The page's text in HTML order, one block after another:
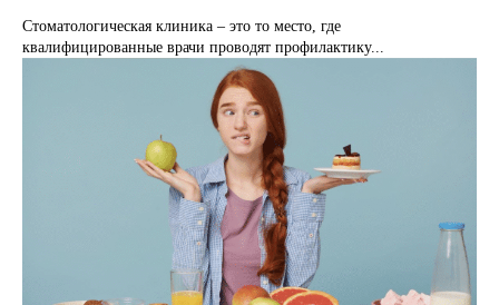
Стоматологическая клиника – это то место, где
квалифицированные врачи проводят профилактику...